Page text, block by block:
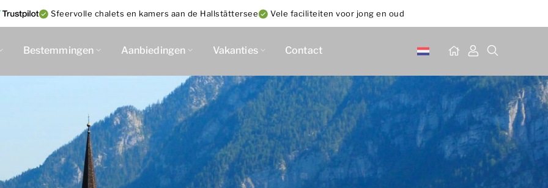
Sfeervolle chalets en kamers aan de Hallstättersee Vele faciliteiten voor jong en oud
Bestemmingen Aanbiedingen Vakanties Contact